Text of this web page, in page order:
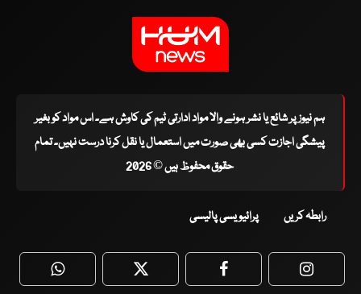
ہم نیوز پر شائع یا نشر ہونے والا مواد ادارتی ٹیم کی کاوش ہے۔ اس مواد کو بغیر
پیشگی اجازت کسی بھی صورت میں استعمال یا نقل کرنا درست نہیں۔ تمام
حقوق محفوظ ہیں © 2026
رابطہ کریں پرائیویسی پالیسی
WhatsApp Twitter Facebook